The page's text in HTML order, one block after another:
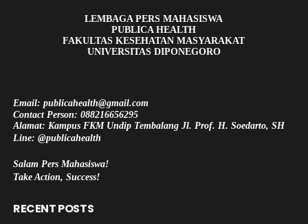
LEMBAGA PERS MAHASISWA
PUBLICA HEALTH
FAKULTAS KESEHATAN MASYARAKAT
UNIVERSITAS DIPONEGORO
Email: publicahealth@gmail.com
Contact Person: 088216656295
Alamat: Kampus FKM Undip Tembalang Jl. Prof. H. Soedarto, SH
Line: @publicahealth
Salam Pers Mahasiswa!
Take Action, Success!
RECENT POSTS